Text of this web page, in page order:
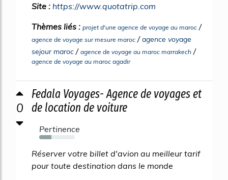
Site : https://www.quotatrip.com
Thèmes liés : projet d'une agence de voyage au maroc /
agence de voyage sur mesure maroc /agence voyage
sejour maroc / agence de voyage au maroc marrakech /
agence de voyage au maroc agadir
0
Fedala Voyages- Agence de voyages et
de location de voiture
Pertinence
34%
Réserver votre billet d'avion au meilleur tarif
pour toute destination dans le monde